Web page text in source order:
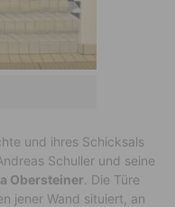
und ihres Schicksals
Schuller und seine
Obersteiner . Die Türe
jener Wand situiert, an